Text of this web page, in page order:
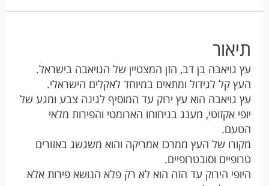
תיאור
עץ גויאבה בן דב, הזן המצטיין של הגויאבה בישראל.
העץ קל לגידול ומתאים במיוחד לאקלים הישראלי.
עץ גויאבה הוא עץ ירוק עד המוסיף לגינה צבע ומגע של
יופי אקזוטי, מענג בניחוחו הארומטי והפירות מלאי
הטעם.
מקורו של העץ ממרכז אמריקה והוא משגשג באזורים
טרופיים וסובטרופיים.
היופי הירוק עד הזה הוא לא רק פלא הנושא פירות אלא